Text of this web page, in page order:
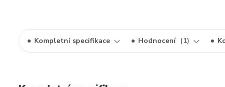
Kompletní specifikace Hodnocení 1